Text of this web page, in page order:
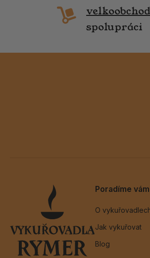
spolupráci
Poradíme vám
O
Jak vykuřovat
Blog